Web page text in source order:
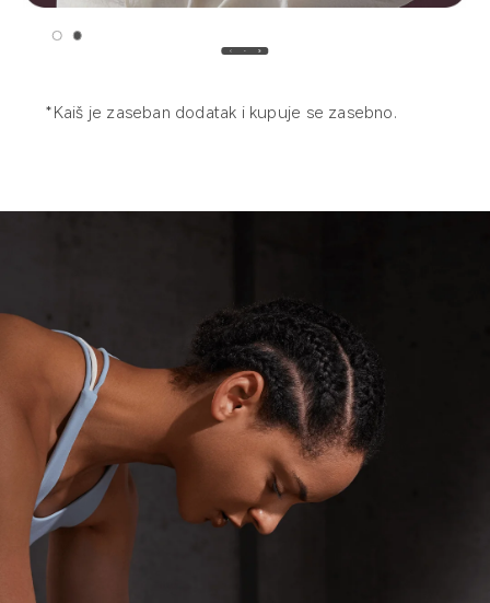
*Kaiš je zaseban dodatak i kupuje se zasebno.